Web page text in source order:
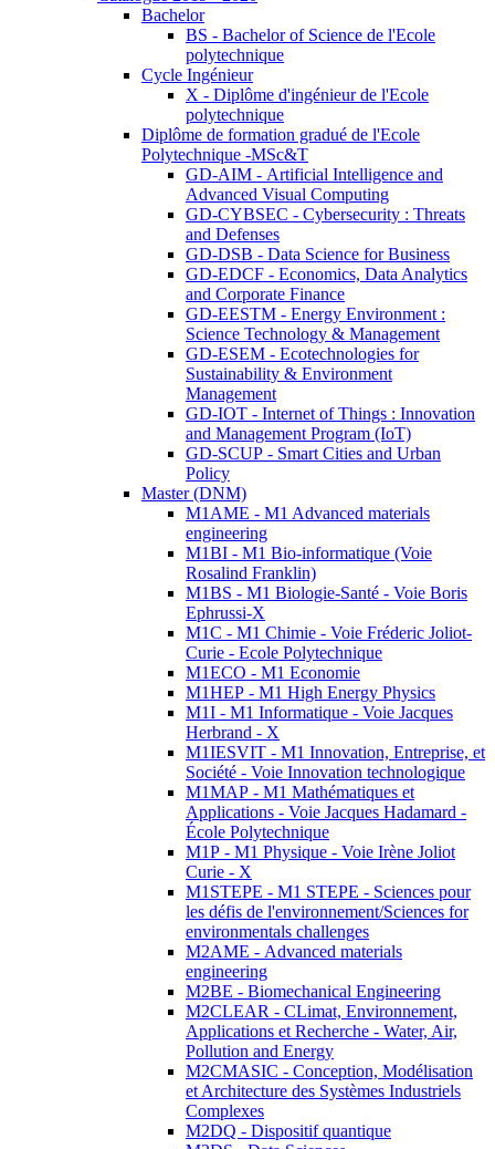
Bachelor
BS - Bachelor of Science de l'Ecole
polytechnique
Cycle Ingénieur
X - Diplôme d'ingénieur de l'Ecole
polytechnique
Diplôme de formation gradué de l'Ecole
Polytechnique -MSc&T
GD-AIM - Artificial Intelligence and
Advanced Visual Computing
GD-CYBSEC - Cybersecurity : Threats
and Defenses
GD-DSB - Data Science for Business
GD-EDCF - Economics, Data Analytics
and Corporate Finance
GD-EESTM - Energy Environment :
Science Technology & Management
GD-ESEM - Ecotechnologies for
Sustainability & Environment
Management
GD-IOT - Internet of Things : Innovation
and Management Program (IoT)
GD-SCUP - Smart Cities and Urban
Policy
Master (DNM)
M1AME - M1 Advanced materials
engineering
M1BI - M1 Bio-informatique (Voie
Rosalind Franklin)
M1BS - M1 Biologie-Santé - Voie Boris
Ephrussi-X
M1C - M1 Chimie - Voie Fréderic Joliot-
Curie - Ecole Polytechnique
M1ECO - M1 Economie
M1HEP - M1 High Energy Physics
M1I - M1 Informatique - Voie Jacques
Herbrand - X
M1IESVIT - M1 Innovation, Entreprise, et
Société - Voie Innovation technologique
M1MAP - M1 Mathématiques et
Applications - Voie Jacques Hadamard -
École Polytechnique
M1P - M1 Physique - Voie Irène Joliot
Curie - X
M1STEPE - M1 STEPE - Sciences pour
les défis de l'environnement/Sciences for
environmentals challenges
M2AME - Advanced materials
engineering
M2BE - Biomechanical Engineering
M2CLEAR - CLimat, Environnement,
Applications et Recherche - Water, Air,
Pollution and Energy
M2CMASIC - Conception, Modélisation
et Architecture des Systèmes Industriels
Complexes
M2DQ - Dispositif quantique